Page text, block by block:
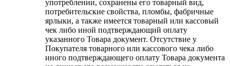
употреблении, сохранены его товарный вид,
потребительские свойства, пломбы, фабричные
ярлыки, а также имеется товарный или кассовый
чек либо иной подтверждающий оплату
указанного Товара документ. Отсутствие у
Покупателя товарного или кассового чека либо
иного подтверждающего оплату Товара документа